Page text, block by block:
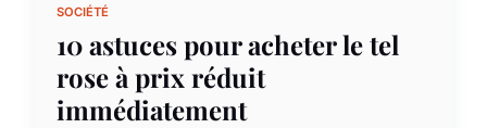
SOCIÉTÉ
10 astuces pour acheter le tel
rose à prix réduit
immédiatement